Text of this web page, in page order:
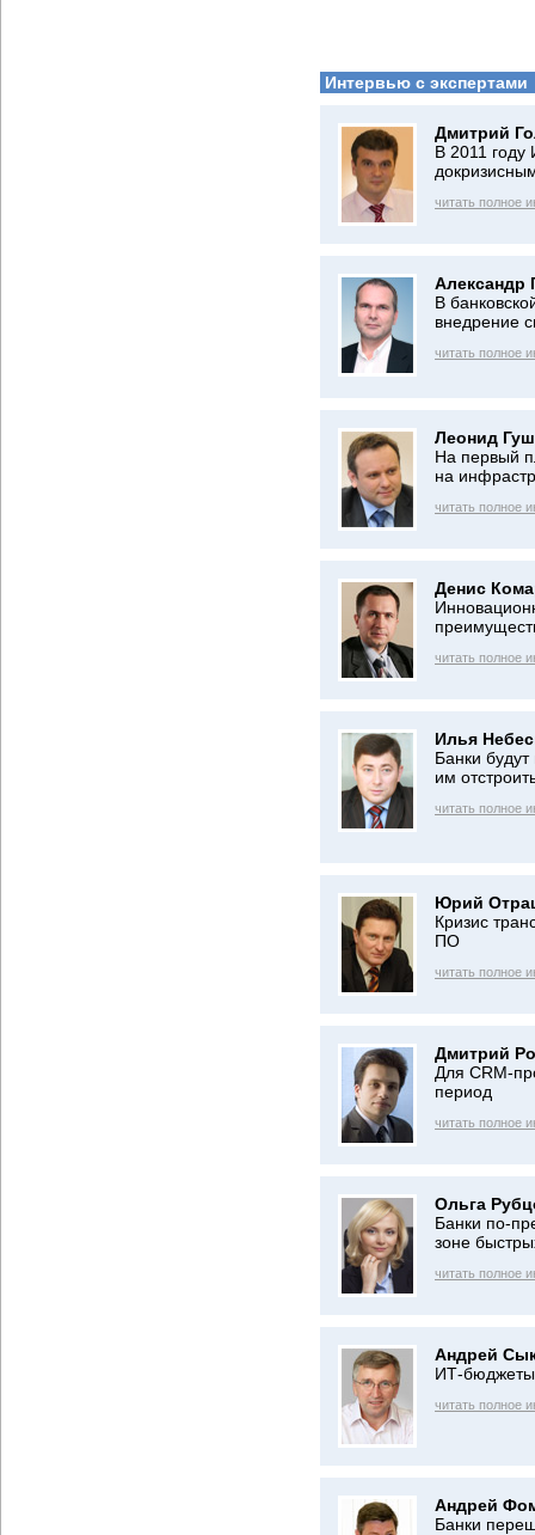
Интервью с экспертами
Дмитрий
В 2011 году
читать полное
Александр
В
внедрение
читать полное
Леонид
На первый
на
читать полное
Денис
читать полное
Илья
Банки
им
читать полное
Юрий
Кризис
ПО
читать полное
Дмитрий
Для CRM-
период
читать полное
Ольга
Банки по-
зоне
читать полное
Андрей
ИТ-бюджеты
читать полное
Андрей
Банки